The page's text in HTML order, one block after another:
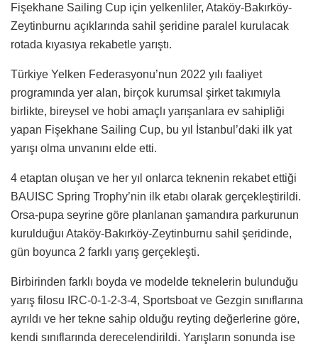
Fişekhane Sailing Cup için yelkenliler, Ataköy-Bakırköy-
Zeytinburnu açıklarında sahil şeridine paralel kurulacak
rotada kıyasıya rekabetle yarıştı.
Türkiye Yelken Federasyonu’nun 2022 yılı faaliyet
programında yer alan, birçok kurumsal şirket takımıyla
birlikte, bireysel ve hobi amaçlı yarışanlara ev sahipliği
yapan Fişekhane Sailing Cup, bu yıl İstanbul’daki ilk yat
yarışı olma unvanını elde etti.
4 etaptan oluşan ve her yıl onlarca teknenin rekabet ettiği
BAUISC Spring Trophy’nin ilk etabı olarak gerçekleştirildi.
Orsa-pupa seyrine göre planlanan şamandıra parkurunun
kurulduğuı Ataköy-Bakırköy-Zeytinburnu sahil şeridinde,
gün boyunca 2 farklı yarış gerçekleşti.
Birbirinden farklı boyda ve modelde teknelerin bulunduğu
yarış filosu IRC-0-1-2-3-4, Sportsboat ve Gezgin sınıflarına
ayrıldı ve her tekne sahip olduğu reyting değerlerine göre,
kendi sınıflarında derecelendirildi. Yarışların sonunda ise